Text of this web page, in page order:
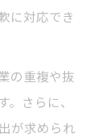
に対応でき
の重複や抜
さらに、
が求められ